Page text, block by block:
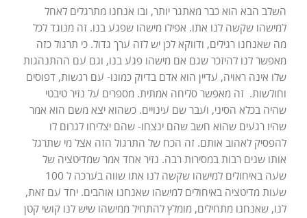
השלב הבא הוא כבר מאתגר יותר, ובו אנחנו מתרגלים לאחל
למישהו שקשה לנו אתו. אפילו מישהו שפגע בנו. זה מנוגד לכל
מה שאנחנו רגילים, ודווקא לכן יש לזה ערך גדול. כי תרגול כזה
מאפשר לנו להיזכר שגם אם מישהו פגע בנו, וגם עם ההתנהגות
שלו אינה ראויה, עדיין הוא אדם בדיוק כמונו- עם רגשות, דפוסים
וחולשות. זה מאפשר סליחה אמתית. מספרים על נזיר טיבטי
שהיה בכלא הסיני, ועבר שם עינויים. כשהוא יצא משם הוא אמר
שהיו רגעים שהוא חשב שהם ינצחו- שהם יצליחו לגרום לו
להפסיק לאהוב אותם. זה הכח של התרגול הזה אצל מי שתרגל
אותו שנים רבות במסירות רבה. נזיר אחד אמר שמדיטציה של
שעה באיחולים למישהו שקשה לנו אתו שווה בערכה ל 100
שעות מדיטציה באיחולים למישהו שאנחנו אוהבים. יחד עם זאת,
לנו, שאנחנו מתחילים, מומלץ להתחיל ממישהו שיש לנו קושי קטן